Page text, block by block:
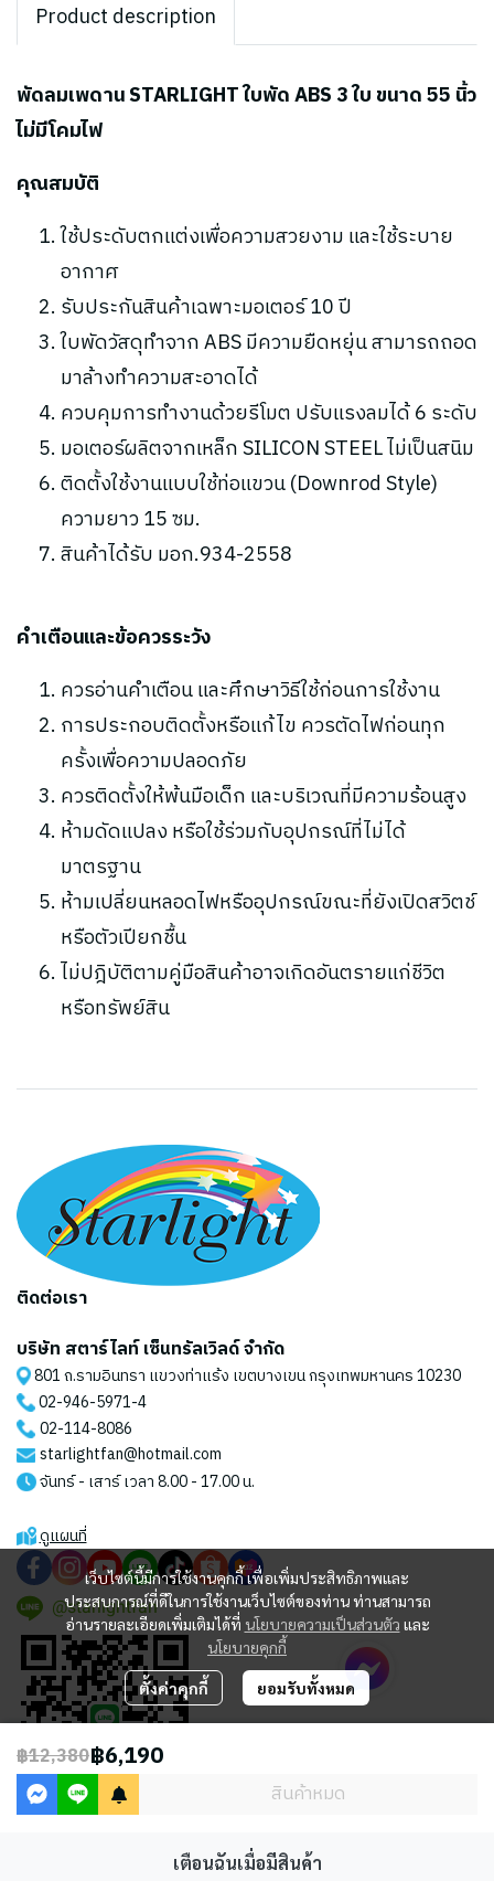
Product description
พัดลมเพดาน STARLIGHT ใบพัด ABS 3 ใบ ขนาด 55 นิ้ว
ไม่มีโคมไฟ
คุณสมบัติ
ใช้ประดับตกแต่งเพื่อความสวยงาม และใช้ระบาย
อากาศ
รับประกันสินค้าเฉพาะมอเตอร์ 10 ปี
ใบพัดวัสดุทำจาก ABS มีความยืดหยุ่น สามารถถอด
มาล้างทำความสะอาดได้
ควบคุมการทำงานด้วยรีโมต ปรับแรงลมได้ 6 ระดับ
มอเตอร์ผลิตจากเหล็ก SILICON STEEL ไม่เป็นสนิม
ติดตั้งใช้งานแบบใช้ท่อแขวน (Downrod Style)
ความยาว 15 ซม.
สินค้าได้รับ มอก.934-2558
คำเตือนและข้อควรระวัง
ควรอ่านคำเตือน และศึกษาวิธีใช้ก่อนการใช้งาน
การประกอบติดตั้งหรือแก้ไข ควรตัดไฟก่อนทุก
ครั้งเพื่อความปลอดภัย
ควรติดตั้งให้พ้นมือเด็ก และบริเวณที่มีความร้อนสูง
ห้ามดัดแปลง หรือใช้ร่วมกับอุปกรณ์ที่ไม่ได้
มาตรฐาน
ห้ามเปลี่ยนหลอดไฟหรืออุปกรณ์ขณะที่ยังเปิดสวิตช์
หรือตัวเปียกชื้น
ไม่ปฎิบัติตามคู่มือสินค้าอาจเกิดอันตรายแก่ชีวิต
หรือทรัพย์สิน
฿12,380฿6,190
สินค้าหมด
เตือนฉันเมื่อมีสินค้า
เว็บไซต์นี้มีการใช้งานคุกกี้ เพื่อเพิ่มประสิทธิภาพและ
ประสบการณ์ที่ดีในการใช้งานเว็บไซต์ของท่าน ท่านสามารถ
อ่านรายละเอียดเพิ่มเติมได้ที่ นโยบายความเป็นส่วนตัว และ
นโยบายคุกกี้
ตั้งค่าคุกกี้ ยอมรับทั้งหมด
ติดต่อเรา
บริษัท สตาร์ไลท์ เซ็นทรัลเวิลด์ จำกัด
801 ถ.รามอินทรา แขวงท่าแร้ง เขตบางเขน กรุงเทพมหานคร 10230
02-946-5971-4
02-114-8086
starlightfan@hotmail.com
จันทร์ - เสาร์ เวลา 8.00 - 17.00 น.
ดูแผนที่
@starlightfan